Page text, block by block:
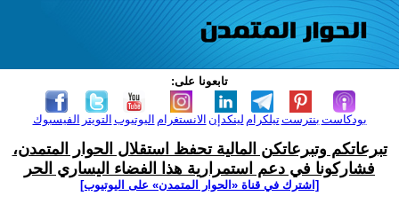
تابعونا على:
الفيسبوك التويتر اليوتيوب الانستغرام لينكدإن تيلكرامبنترست بودكاست
تبرعاتكم وتبرعاتكن المالية تحفظ استقلال الحوار المتمدن،
فشاركونا في دعم استمرارية هذا الفضاء اليساري الحر
[اشترك في قناة ‫«الحوار المتمدن» على اليوتيوب]